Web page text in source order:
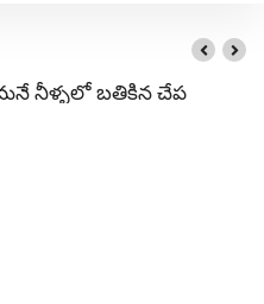
నీళ్ళలో బతికిన చేప